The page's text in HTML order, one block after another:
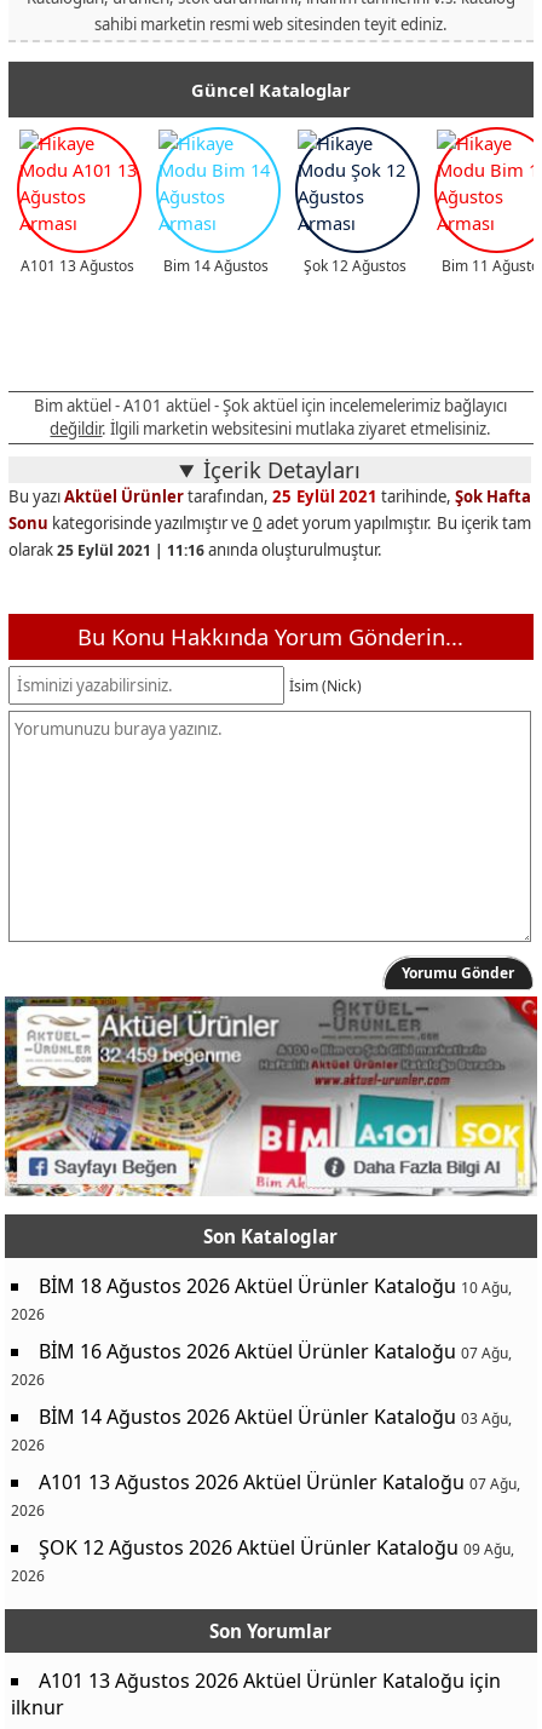
sahibi marketin resmi web sitesinden teyit ediniz.
Güncel Kataloglar
A101 13 Ağustos Bim 14 Ağustos Şok 12 Ağustos Bim 11
Bim aktüel - A101 aktüel - Şok aktüel için incelemelerimiz bağlayıcı
değildir. İlgili marketin websitesini mutlaka ziyaret etmelisiniz.
İçerik Detayları
Bu yazıAktüel Ürünlertarafından,25 Eylül 2021 tarihinde, Şok Hafta
Sonu kategorisinde yazılmıştır ve 0 adet yorum yapılmıştır. Bu içerik tam
olarak25 Eylül 2021 | 11:16anında oluşturulmuştur.
Bu Konu Hakkında Yorum Gönderin...
İsim (Nick)
Yorumu Gönder
Son Kataloglar
BİM 18 Ağustos 2026 Aktüel Ürünler Kataloğu 10 Ağu,
2026
BİM 16 Ağustos 2026 Aktüel Ürünler Kataloğu 07 Ağu,
2026
BİM 14 Ağustos 2026 Aktüel Ürünler Kataloğu 03 Ağu,
2026
A101 13 Ağustos 2026 Aktüel Ürünler Kataloğu 07 Ağu,
2026
ŞOK 12 Ağustos 2026 Aktüel Ürünler Kataloğu 09 Ağu,
2026
Son Yorumlar
A101 13 Ağustos 2026 Aktüel Ürünler Kataloğu için
ilknur